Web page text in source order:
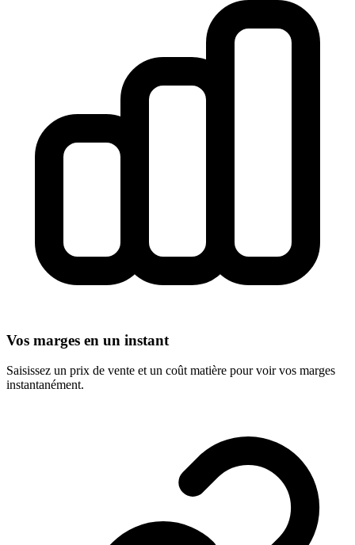
Vos marges en un instant
Saisissez un prix de vente et un coût matière pour voir vos marges
instantanément.